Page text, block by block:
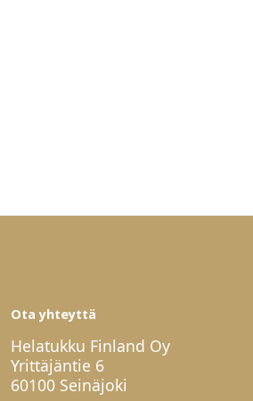
Ota yhteyttä
Helatukku Finland Oy
Yrittäjäntie 6
60100 Seinäjoki